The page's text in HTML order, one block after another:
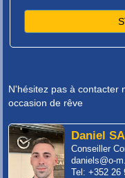
N'hésitez pas à contacter
occasion de rêve
Daniel
Conseiller
daniels@o-
Tel: +352